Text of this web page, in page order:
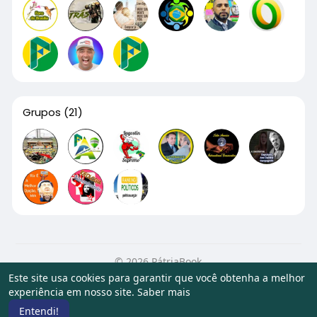
Este site usa cookies para garantir que você obtenha a melhor
experiência em nosso site. Saber mais
Entendi!
Grupos (21)
© 2026 PátriaBook
Início
Sobre Contato Privacidade
Termos de Uso
Artigos